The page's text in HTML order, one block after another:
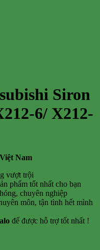
Siron
6/ X212-
Nam
vượt trội
phẩm tốt nhất cho bạn
chuyên nghiệp
môn, tận tình hết mình
để được hỗ trợ tốt nhất !